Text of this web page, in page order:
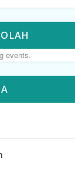
events.